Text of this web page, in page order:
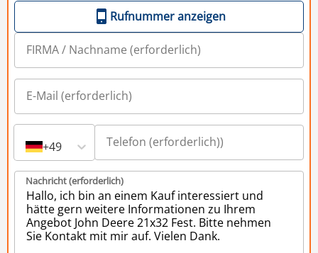
Rufnummer anzeigen
+49
Nachricht (erforderlich)